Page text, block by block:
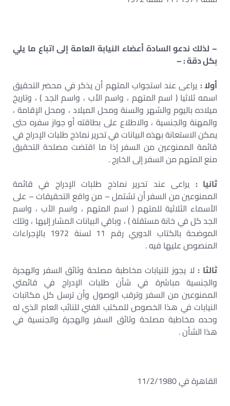
– لذلك ندعو السادة أعضاء النيابة العامة إلى اتباع ما يلي
بكل دقة : –
أولا : يراعى عند استجواب المتهم أن يذكر في محضر التحقيق
اسمه ثلاثيا ( اسم المتهم ، واسم الأب ، واسم الجد ) ، وتاريخ
ميلاده باليوم والشهر والسنة ومحل الميلاد ، ومحل الإقامة ،
والمهنة والجنسية ، والاطلاع على بطاقته أو جواز سفره حتى
يمكن الاستعانة بهذه البيانات في تحرير نماذج طلبات الإدراج في
قائمة الممنوعين من السفر إذا ما اقتضت مصلحة التحقيق
منع المتهم من السفر إلى الخارج .
ثانيا : يراعى عند تحرير نماذج طلبات الإدراج في قائمة
الممنوعين من السفر أن تشتمل – من واقع التحقيقات – على
الأسماء الثلاثية للمتهم ( اسم المتهم ، واسم الأب ، واسم
الجد كل في خانة مستقلة ) ، وباقي البيانات المشار إليها ، وتلك
الموضحة بالكتاب الدوري رقم 11 لسنة 1972 بالإجراءات
المنصوص عليها فيه .
ثالثا :لا يجوز للنيابات مخاطبة مصلحة وثائق السفر والهجرة
والجنسية مباشرة في شأن طلبات الإدراج في قائمتي
الممنوعين من السفر وترقب الوصول وأن ترسل كل مكاتبات
النيابات في هذا الخصوص للمكتب الفني للنائب العام الذي له
وحده مخاطبة مصلحة وثائق السفر والهجرة والجنسية في
هذا الشأن .
القاهرة في 11/2/1980